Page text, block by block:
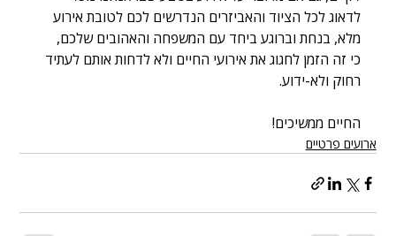
לדאוג לכל הציוד והאביזרים הנדרשים לכם לטובת אירוע
מלא, בנחת וברוגע ביחד עם המשפחה והאהובים שלכם,
כי זה הזמן לחגוג את אירועי החיים ולא לדחות אותם לעתיד
רחוק ולא-ידוע.
החיים ממשיכים!
ארועים פרטיים